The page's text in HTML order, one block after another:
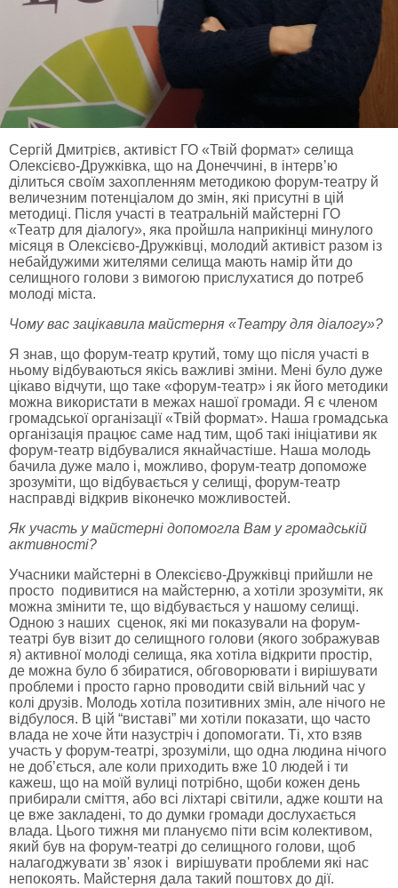
Сергій Дмитрієв, активіст ГО «Твій формат» селища
Олексієво-Дружківка, що на Донеччині, в інтерв’ю
ділиться своїм захопленням методикою форум-театру й
величезним потенціалом до змін, які присутні в цій
методиці. Після участі в театральній майстерні ГО
«Театр для діалогу», яка пройшла наприкінці минулого
місяця в Олексієво-Дружківці, молодий активіст разом із
небайдужими жителями селища мають намір йти до
селищного голови з вимогою прислухатися до потреб
молоді міста.
Чому вас зацікавила майстерня «Театру для діалогу»?
Я знав, що форум-театр крутий, тому що після участі в
ньому відбуваються якісь важливі зміни. Мені було дуже
цікаво відчути, що таке «форум-театр» і як його методики
можна використати в межах нашої громади. Я є членом
громадської організації «Твій формат». Наша громадська
організація працює саме над тим, щоб такі ініціативи як
форум-театр відбувалися якнайчастіше. Наша молодь
бачила дуже мало і, можливо, форум-театр допоможе
зрозуміти, що відбувається у селищі, форум-театр
насправді відкрив віконечко можливостей.
Як участь у майстерні допомогла Вам у громадській
активності?
Учасники майстерні в Олексієво-Дружківці прийшли не
просто подивитися на майстерню, а хотіли зрозуміти, як
можна змінити те, що відбувається у нашому селищі.
Одною з наших сценок, які ми показували на форум-
театрі був візит до селищного голови (якого зображував
я) активної молоді селища, яка хотіла відкрити простір,
де можна було б збиратися, обговорювати і вирішувати
проблеми і просто гарно проводити свій вільний час у
колі друзів. Молодь хотіла позитивних змін, але нічого не
відбулося. В цій “виставі” ми хотіли показати, що часто
влада не хоче йти назустріч і допомогати. Ті, хто взяв
участь у форум-театрі, зрозуміли, що одна людина нічого
не доб’ється, але коли приходить вже 10 людей і ти
кажеш, що на моїй вулиці потрібно, щоби кожен день
прибирали сміття, або всі ліхтарі світили, адже кошти на
це вже закладені, то до думки громади дослухається
влада. Цього тижня ми плануємо піти всім колективом,
який був на форум-театрі до селищного голови, щоб
налагоджувати зв' язок і вирішувати проблеми які нас
непокоять. Майстерня дала такий поштовх до дії.